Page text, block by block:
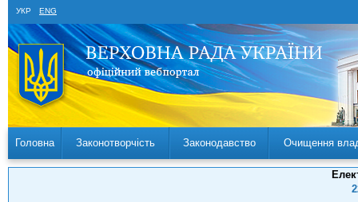
УКР ENG
Головна Законотворчість Законодавство Очищення